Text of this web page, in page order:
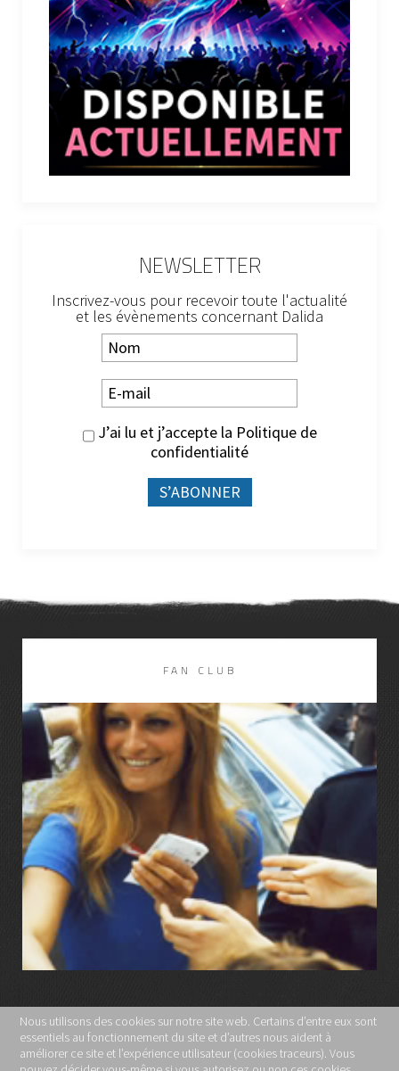
NEWSLETTER
Inscrivez-vous pour recevoir toute l'actualité
et les évènements concernant Dalida
J’ai lu et j’accepte la Politique de
confidentialité
FAN CLUB
LIRE LA SUITE
MENTIONS LÉGALES
Nous utilisons des cookies sur notre site web. Certains d’entre eux sont
essentiels au fonctionnement du site et d’autres nous aident à
améliorer ce site et l’expérience utilisateur (cookies traceurs). Vous